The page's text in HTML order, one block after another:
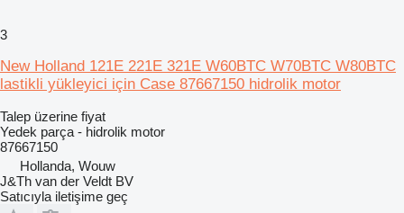
3
New Holland 121E 221E 321E W60BTC W70BTC W80BTC
lastikli yükleyici için Case 87667150 hidrolik motor
Talep üzerine fiyat
Yedek parça - hidrolik motor
87667150
Hollanda, Wouw
J&Th van der Veldt BV
Satıcıyla iletişime geç